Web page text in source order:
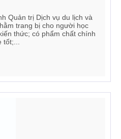
Quản trị Dịch vụ du lịch và
trang bị cho người học
thức; có phẩm chất chính